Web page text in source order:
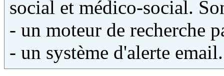
social et médico-social.
- un moteur de recherche
- un système d'alerte email.